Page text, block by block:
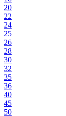
20
22
24
25
26
28
30
32
35
36
40
45
50